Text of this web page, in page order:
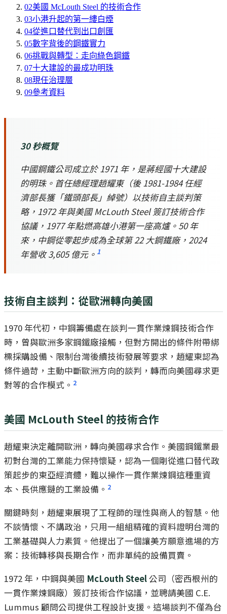
02美國 McLouth Steel 的技術合作
03小港升起的第一縷白煙
04從進口替代到出口創匯
05數字背後的鋼鐵實力
06挑戰與轉型：走向綠色鋼鐵
07十大建設的最成功明珠
08現任治理層
09參考資料
30 秒概覽
中國鋼鐵公司成立於 1971 年，是蔣經國十大建設
的明珠。首任總經理趙耀東（後 1981-1984 任經
濟部長獲「鐵頭部長」綽號）以技術自主談判策
略，1972 年與美國 McLouth Steel 簽訂技術合作
協議，1977 年點燃高雄小港第一座高爐。50 年
來，中鋼從零起步成為全球第 22 大鋼鐵廠，2024
年營收 3,605 億元。 1
技術自主談判：從歐洲轉向美國
1970 年代初，中鋼籌備處在談判一貫作業煉鋼技術合作
時，曾與歐洲多家鋼鐵廠接觸，但對方開出的條件附帶綁
標採購設備、限制台灣後續技術發展等要求，趙耀東認為
條件過苛，主動中斷歐洲方向的談判，轉而向美國尋求更
對等的合作模式。 2
美國 McLouth Steel 的技術合作
趙耀東決定離開歐洲，轉向美國尋求合作。美國鋼鐵業最
初對台灣的工業能力保持懷疑，認為一個剛從進口替代政
策起步的東亞經濟體，難以操作一貫作業煉鋼這種重資
本、長供應鏈的工業設備。 2
關鍵時刻，趙耀東展現了工程師的理性與商人的智慧。他
不談情懷、不講政治，只用一組組精確的資料證明台灣的
工業基礎與人力素質。他提出了一個讓美方願意進場的方
案：技術轉移與長期合作，而非單純的設備買賣。
1972 年，中鋼與美國 McLouth Steel公司（密西根州的
一貫作業煉鋼廠）簽訂技術合作協議，並聘請美國 C.E.
Lummus 顧問公司提供工程設計支援。這場談判不僅為台